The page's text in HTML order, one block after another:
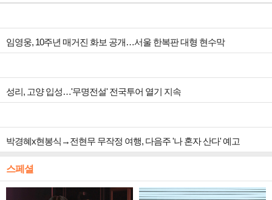
임영웅, 10주년 매거진 화보 공개…서울 한복판 대형 현수막
성리, 고양 입성…'무명전설' 전국투어 열기 지속
박경혜x현봉식→전현무 무작정 여행, 다음주 '나 혼자 산다' 예고
스페셜